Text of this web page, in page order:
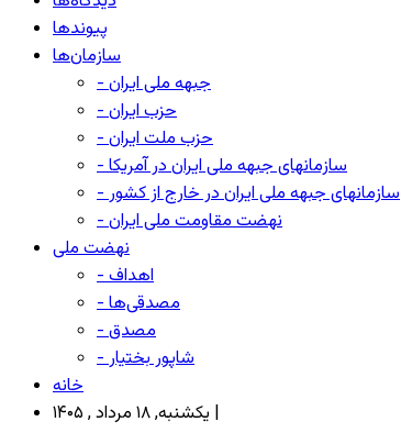
پیوندها
سازمان‌ها
- جبهه ملی ایران
- حزب ایران
- حزب ملت ایران
- سازمانهای جبهه ملی ایران در آمریکا
- سازمانهای جبهه ملی ایران در خارج از کشور
- نهضت مقاومت ملی ایران
نهضت ملی
- اهداف
- مصدقی‌ها
- مصدق
- شاپور بختیار
خانه
یکشنبه, ۱۸ مرداد , ۱۴۰۵ |